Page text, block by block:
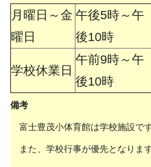
月曜日～金
曜日
午後5時～午
後10時
学校休業日
午前9時～午
後10時
備考
富士豊茂小体育館は学校施設で
また、学校行事が優先となりま